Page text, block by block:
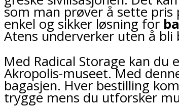
som man prøver å sette
enkel og sikker løsning for
Atens underverker uten å bli
Med Radical Storage kan
Akropolis-museet. Med
bagasjen. Hver bestilling
trygge mens du utforsker